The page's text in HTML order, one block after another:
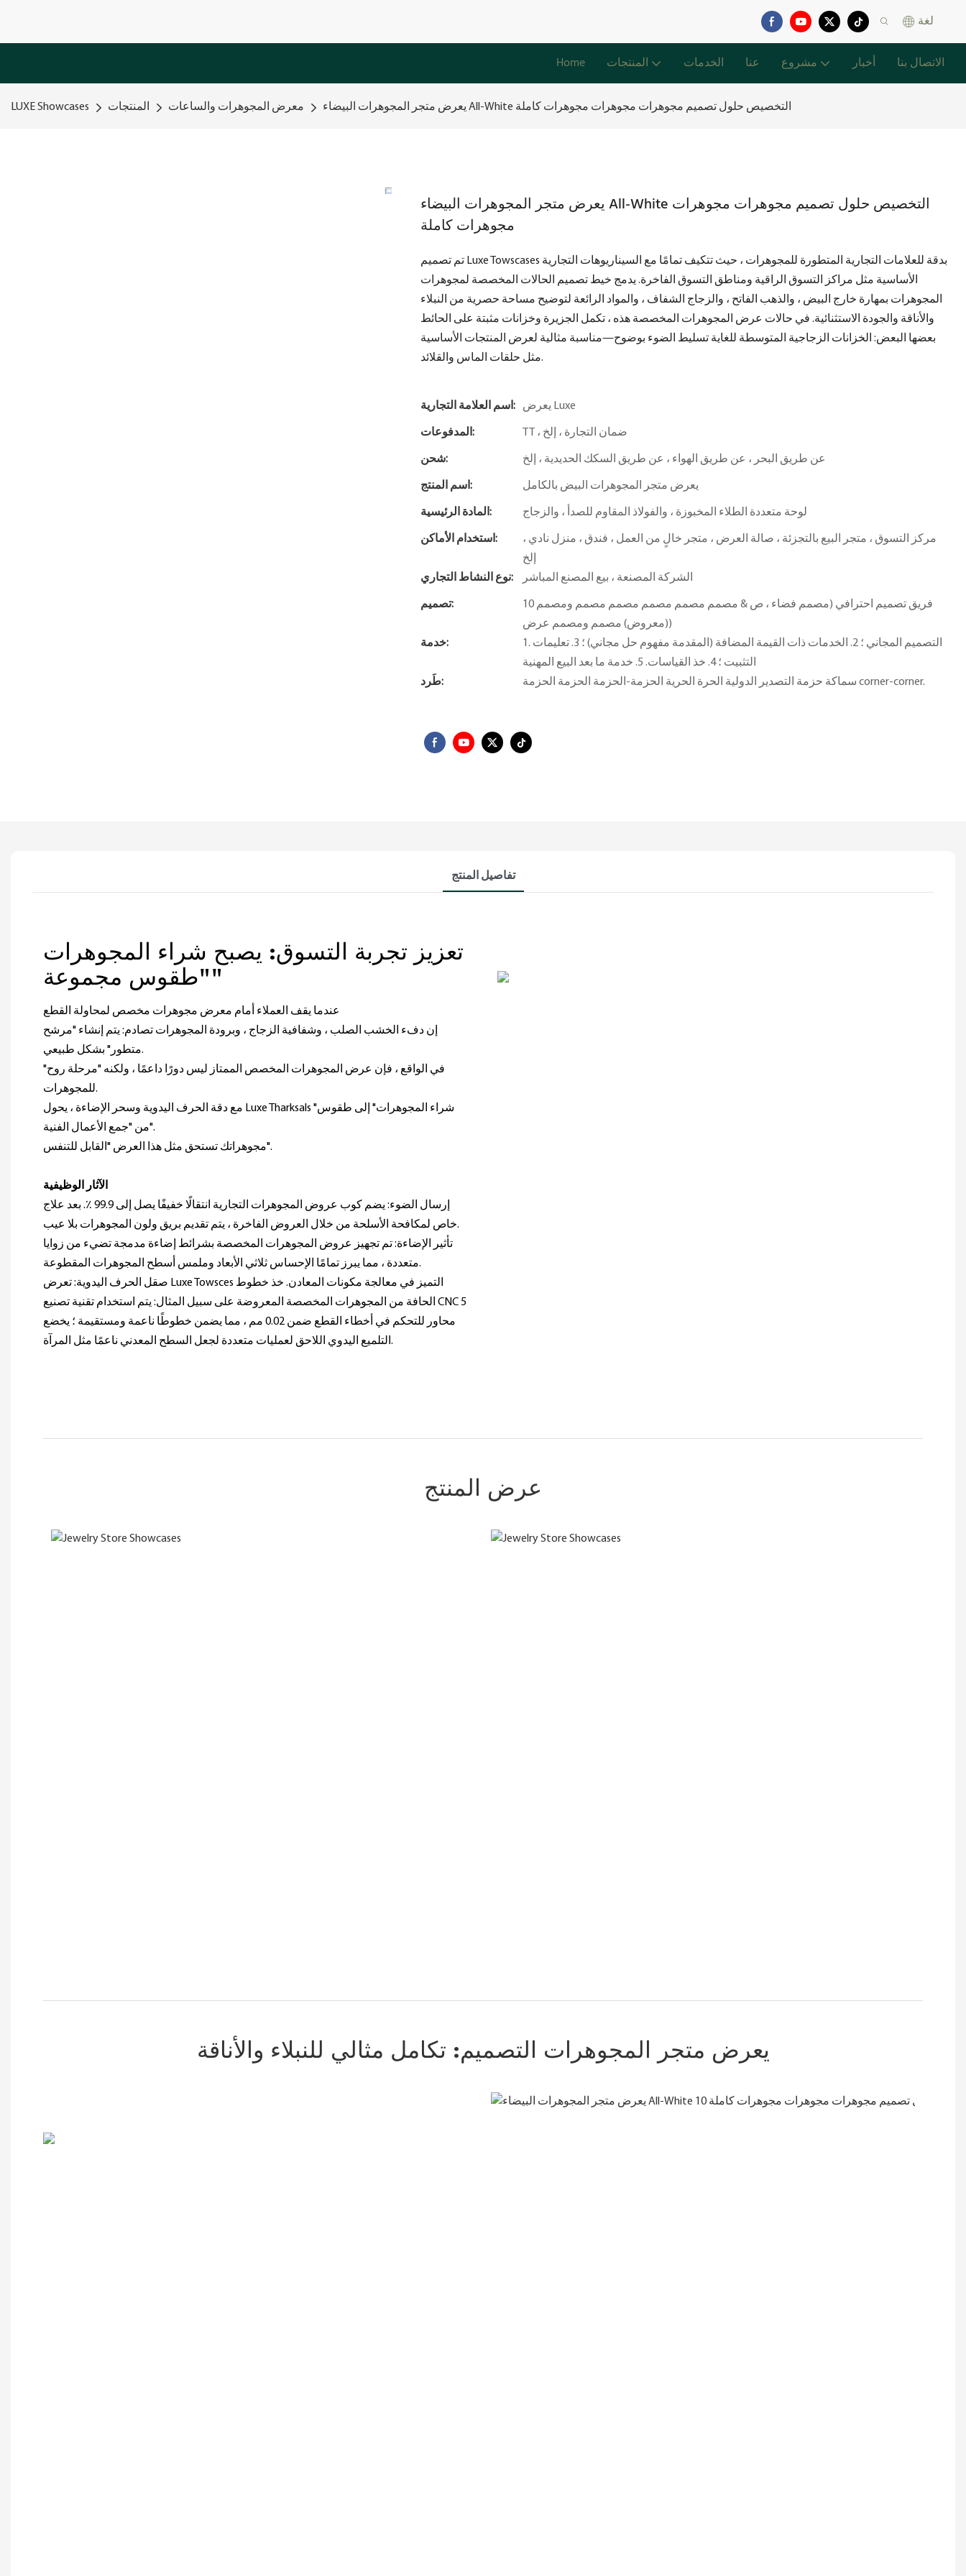
لغة
Home المنتجات الخدمات عنا مشروع أخبار الاتصال بنا
LUXE Showcases المنتجات معرض المجوهرات والساعات يعرض متجر المجوهرات البيضاء All-White التخصيص حلول تصميم مجوهرات مجوهرات مجوهرات كاملة
يعرض متجر المجوهرات البيضاء All-White التخصيص حلول تصميم مجوهرات مجوهرات
مجوهرات كاملة
تم تصميم Luxe Towscases بدقة للعلامات التجارية المتطورة للمجوهرات ، حيث تتكيف تمامًا مع السيناريوهات التجارية
الأساسية مثل مراكز التسوق الراقية ومناطق التسوق الفاخرة. يدمج خيط تصميم الحالات المخصصة لمجوهرات
المجوهرات بمهارة خارج البيض ، والذهب الفاتح ، والزجاج الشفاف ، والمواد الرائعة لتوضيح مساحة حصرية من النبلاء
والأناقة والجودة الاستثنائية. في حالات عرض المجوهرات المخصصة هذه ، تكمل الجزيرة وخزانات مثبتة على الحائط
بعضها البعض: الخزانات الزجاجية المتوسطة للغاية تسليط الضوء بوضوح—مناسبة مثالية لعرض المنتجات الأساسية
مثل حلقات الماس والقلائد.
اسم العلامة التجارية: يعرض Luxe
المدفوعات: TT ، ضمان التجارة ، إلخ
شحن: عن طريق البحر ، عن طريق الهواء ، عن طريق السكك الحديدية ، إلخ
اسم المنتج: يعرض متجر المجوهرات البيض بالكامل
المادة الرئيسية: لوحة متعددة الطلاء المخبوزة ، والفولاذ المقاوم للصدأ ، والزجاج
استخدام الأماكن:
مركز التسوق ، متجر البيع بالتجزئة ، صالة العرض ، متجر خالٍ من العمل ، فندق ، منزل نادي ،
إلخ
نوع النشاط التجاري:
الشركة المصنعة ، بيع المصنع المباشر
تصميم:
10 فريق تصميم احترافي (مصمم فضاء ، ص & مصمم مصمم مصمم مصمم مصمم ومصمم
معروض) مصمم ومصمم عرض))
خدمة:
1. التصميم المجاني ؛ 2. الخدمات ذات القيمة المضافة (المقدمة مفهوم حل مجاني) ؛ 3. تعليمات
التثبيت ؛ 4. خذ القياسات. 5. خدمة ما بعد البيع المهنية
طَرد:
سماكة حزمة التصدير الدولية الحرة الحرية الحزمة-الحزمة الحزمة الحزمة corner-corner.
تفاصيل المنتج
تعزيز تجربة التسوق: يصبح شراء المجوهرات
"طقوس مجموعة"
عندما يقف العملاء أمام معرض مجوهرات مخصص لمحاولة القطع
إن دفء الخشب الصلب ، وشفافية الزجاج ، وبرودة المجوهرات تصادم: يتم إنشاء "مرشح
متطور" بشكل طبيعي.
في الواقع ، فإن عرض المجوهرات المخصص الممتاز ليس دورًا داعمًا ، ولكنه "مرحلة روح"
للمجوهرات.
مع دقة الحرف اليدوية وسحر الإضاءة ، يحول Luxe Tharksals "شراء المجوهرات" إلى طقوس
من "جمع الأعمال الفنية".
مجوهراتك تستحق مثل هذا العرض "القابل للتنفس".
الآثار الوظيفية
إرسال الضوء: يضم كوب عروض المجوهرات التجارية انتقالًا خفيفًا يصل إلى 99.9 ٪. بعد علاج
خاص لمكافحة الأسلحة من خلال العروض الفاخرة ، يتم تقديم بريق ولون المجوهرات بلا عيب.
تأثير الإضاءة: تم تجهيز عروض المجوهرات المخصصة بشرائط إضاءة مدمجة تضيء من زوايا
متعددة ، مما يبرز تمامًا الإحساس ثلاثي الأبعاد وملمس أسطح المجوهرات المقطوعة.
صقل الحرف اليدوية: تعرض Luxe Towsces التميز في معالجة مكونات المعادن. خذ خطوط
الحافة من المجوهرات المخصصة المعروضة على سبيل المثال: يتم استخدام تقنية تصنيع CNC 5
محاور للتحكم في أخطاء القطع ضمن 0.02 مم ، مما يضمن خطوطًا ناعمة ومستقيمة ؛ يخضع
التلميع اليدوي اللاحق لعمليات متعددة لجعل السطح المعدني ناعمًا مثل المرآة.
عرض المنتج
يعرض متجر المجوهرات التصميم: تكامل مثالي للنبلاء والأناقة